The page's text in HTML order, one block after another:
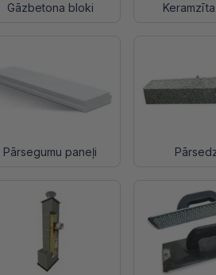
Gāzbetona bloki
Pārsegumu paneļi